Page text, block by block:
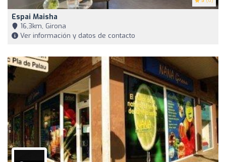
Espai Maisha
16,3km, Girona
Ver información y datos de contacto